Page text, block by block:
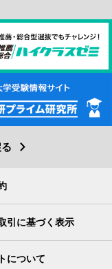
引に基づく表示
について